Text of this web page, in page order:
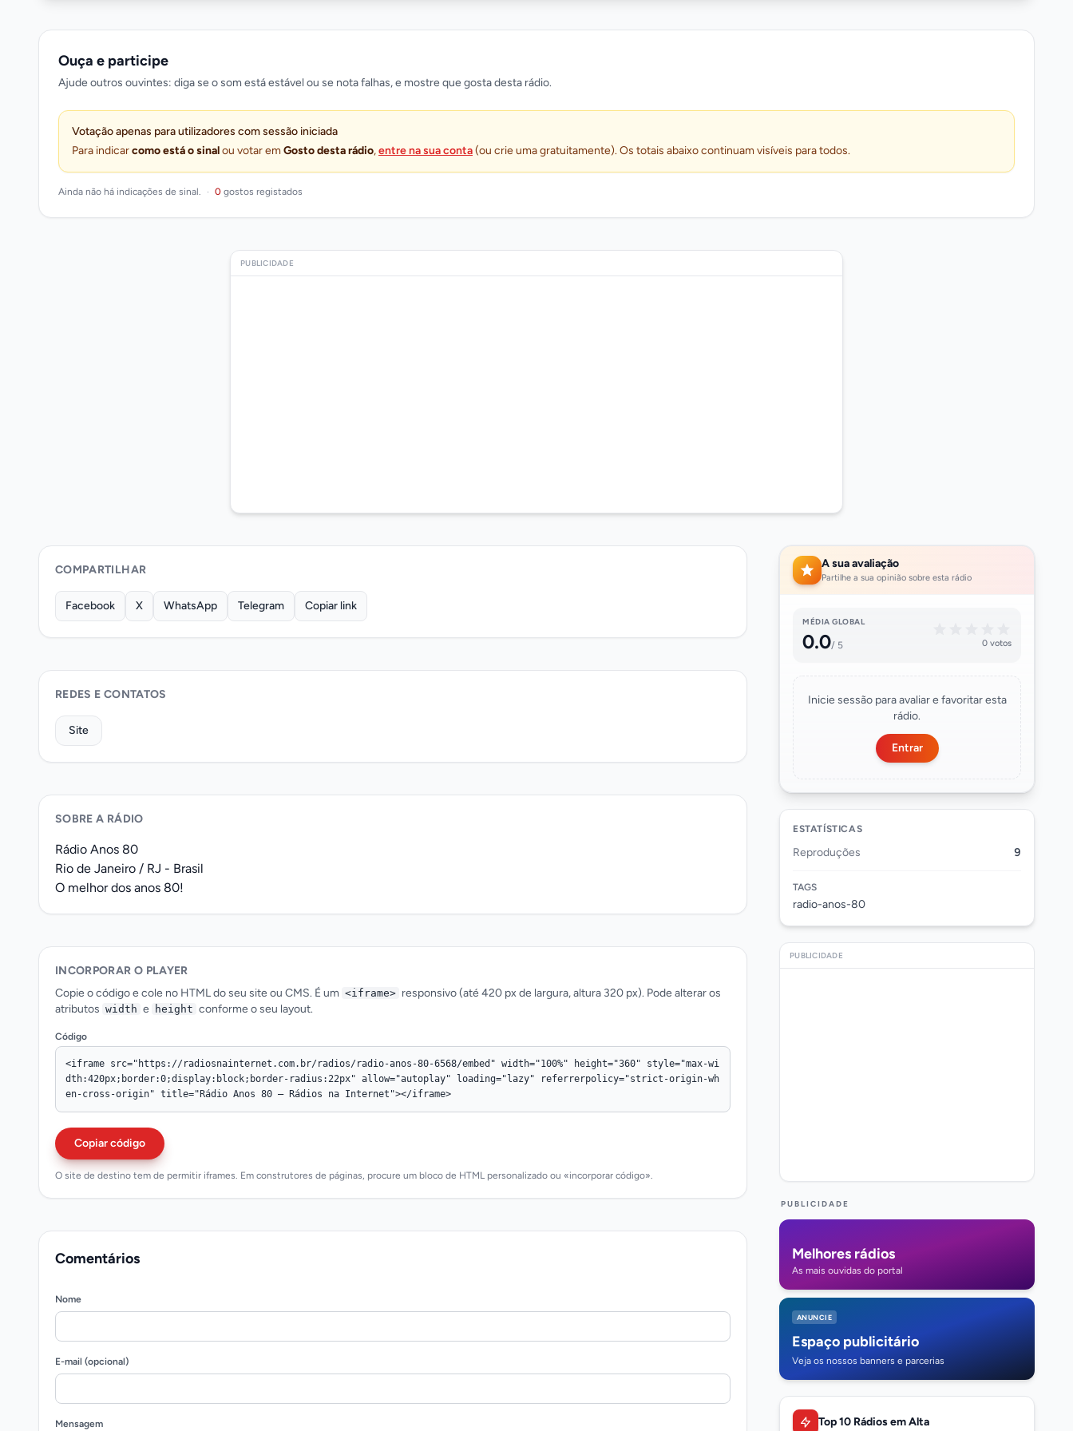
Ouça e participe
Ajude outros ouvintes: diga se o som está estável ou se nota falhas, e mostre que gosta desta rádio.
Votação apenas para utilizadores com sessão iniciada
Para indicarcomo está o sinalou votar emGosto desta rádio,entre na sua conta(ou crie uma gratuitamente). Os totais abaixo continuam visíveis para todos.
Ainda não há indicações de sinal. · 0 gostos registados
PUBLICIDADE
COMPARTILHAR
Facebook X WhatsApp Telegram Copiar link
REDES E CONTATOS
Site
SOBRE A RÁDIO
Rádio Anos 80
Rio de Janeiro / RJ - Brasil
O melhor dos anos 80!
INCORPORAR O PLAYER
Copie o código e cole no HTML do seu site ou CMS. É um <iframe> responsivo (até 420 px de largura, altura 320 px). Pode alterar os
atributos width e height conforme o seu layout.
Código
Copiar código
O site de destino tem de permitir iframes. Em construtores de páginas, procure um bloco de HTML personalizado ou «incorporar código».
Comentários
Nome
E-mail (opcional)
Mensagem
A sua avaliação
Partilhe a sua opinião sobre esta rádio
MÉDIA GLOBAL
0.0/ 5 0 votos
Inicie sessão para avaliar e favoritar esta
rádio.
Entrar
ESTATÍSTICAS
Reproduções 9
TAGS
radio-anos-80
PUBLICIDADE
PUBLICIDADE
Melhores rádios
As mais ouvidas do portal
ANUNCIE
Espaço publicitário
Veja os nossos banners e parcerias
Top 10 Rádios em Alta